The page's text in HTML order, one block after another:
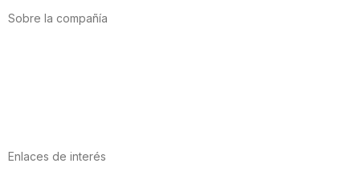
Sobre la compañía
Enlaces de interés